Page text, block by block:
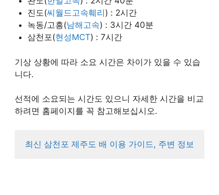
진도(씨월드고속훼리 ) : 2시간
녹동/고흥(남해고속) : 3시간 40분
삼천포(현성MCT) : 7시간
기상 상황에 따라 소요 시간은 차이가 있을 수 있습
니다.
선적에 소요되는 시간도 있으니 자세한 시간을 비교
하려면 홈페이지를 꼭 참고해보십시오.
최신 삼천포 제주도 배 이용 가이드, 주변 정보